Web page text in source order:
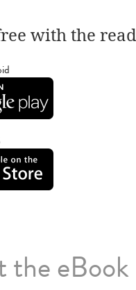
with the
the eBook